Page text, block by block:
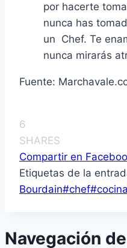
por hacerte
nunca has
un Chef. Te
nunca mirarás
Fuente:
6
SHARES
Compartir en
Etiquetas de la
Bourdain#chef#cocina
Navegación